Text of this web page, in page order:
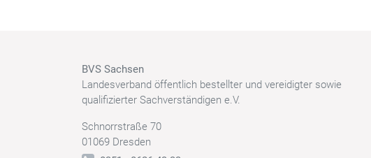
BVS Sachsen
Landesverband öffentlich bestellter und vereidigter sowie
qualifizierter Sachverständigen e.V.
Schnorrstraße 70
01069 Dresden